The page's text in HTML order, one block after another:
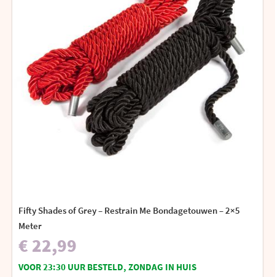
Fifty Shades of Grey – Restrain Me Bondagetouwen – 2×5
Meter
€ 22,99
VOOR 23:30 UUR BESTELD, ZONDAG IN HUIS